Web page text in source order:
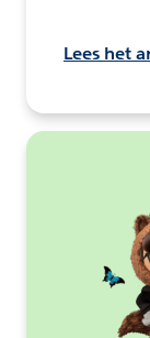
Lees het